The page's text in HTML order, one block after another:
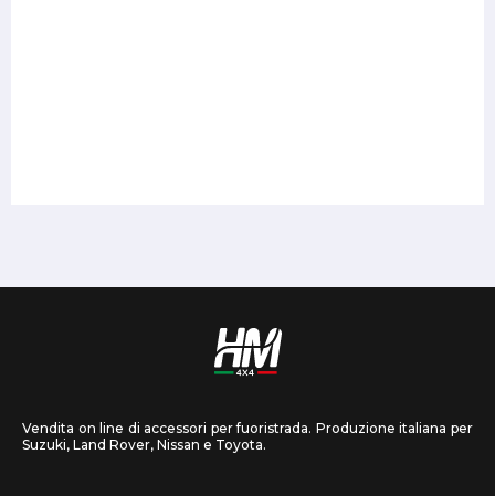
Vendita on line di accessori per fuoristrada. Produzione italiana per
Suzuki, Land Rover, Nissan e Toyota.